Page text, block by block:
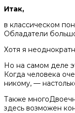
Итак,
в классическом
Обладатели
Хотя я
Но на самом деле
Когда человека
никому, —
Также
здесь возможен